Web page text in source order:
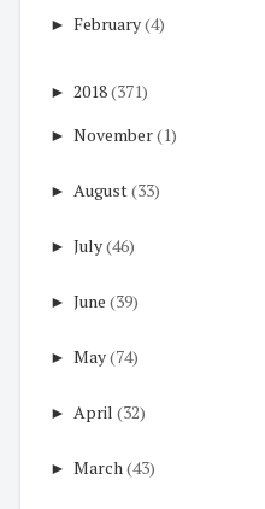
► February(4)
► 2018(371)
► November(1)
► August(33)
► July(46)
► June (39)
► May(74)
► April (32)
► March (43)